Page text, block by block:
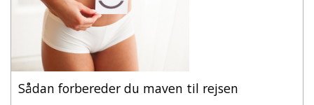
Sådan forbereder du maven til rejsen